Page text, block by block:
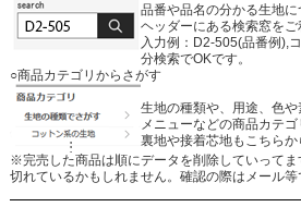
品番や品名の分かる生地
ヘッダーにある検索窓をご
入力例：D2-505(品番例),
分検索でOKです。
○商品カテゴリからさがす
生地の種類や、用途、色
メニューなどの商品カテゴ
裏地や接着芯地もこちらか
※完売した商品は順にデータを削除していってま
切れているかもしれません。確認の際はメール等